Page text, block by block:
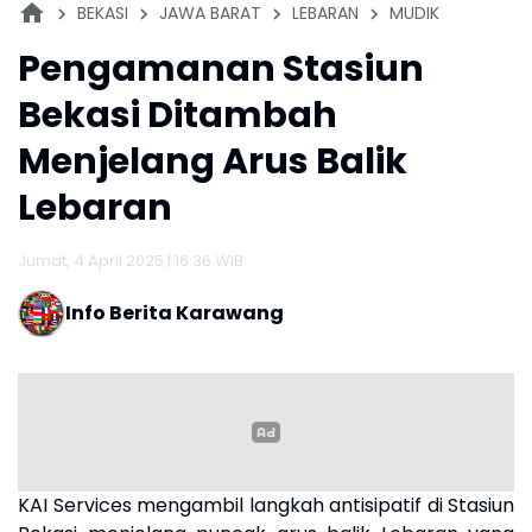
BEKASI JAWA BARAT LEBARAN MUDIK
Pengamanan Stasiun
Bekasi Ditambah
Menjelang Arus Balik
Lebaran
Jumat, 4 April 2025 | 16:36 WIB
Info Berita Karawang
KAI Services mengambil langkah antisipatif di Stasiun